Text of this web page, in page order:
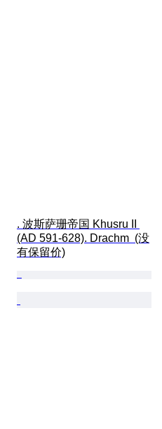
. 波斯萨珊帝国 Khusru II
(AD 591-628). Drachm  (没
有保留价)